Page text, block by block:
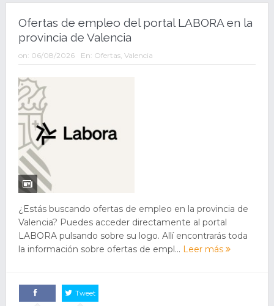
Ofertas de empleo del portal LABORA en la
provincia de Valencia
on: 06/08/2026 En: Ofertas, Valencia
¿Estás buscando ofertas de empleo en la provincia de
Valencia? Puedes acceder directamente al portal
LABORA pulsando sobre su logo. Allí encontrarás toda
la información sobre ofertas de empl... Leer más
Tweet